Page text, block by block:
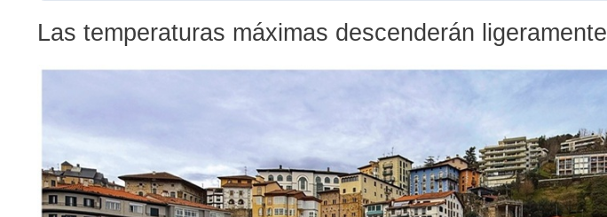
Las temperaturas máximas descenderán ligeramente